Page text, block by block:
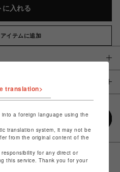
に入れる
イテムに追加
translation>
a foreign language using the
translation system, it may not be
from the original content of the
for any direct or
this service. Thank you for your